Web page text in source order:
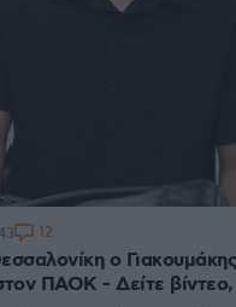
ο
ΠΑΟΚ - Δείτε
12